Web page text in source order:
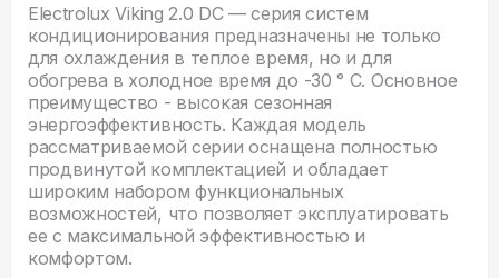
Electrolux Viking 2.0 DC — серия систем
кондиционирования предназначены не только
для охлаждения в теплое время, но и для
обогрева в холодное время до -30 ° C. Основное
преимущество - высокая сезонная
энергоэффективность. Каждая модель
рассматриваемой серии оснащена полностью
продвинутой комплектацией и обладает
широким набором функциональных
возможностей, что позволяет эксплуатировать
ее с максимальной эффективностью и
комфортом.